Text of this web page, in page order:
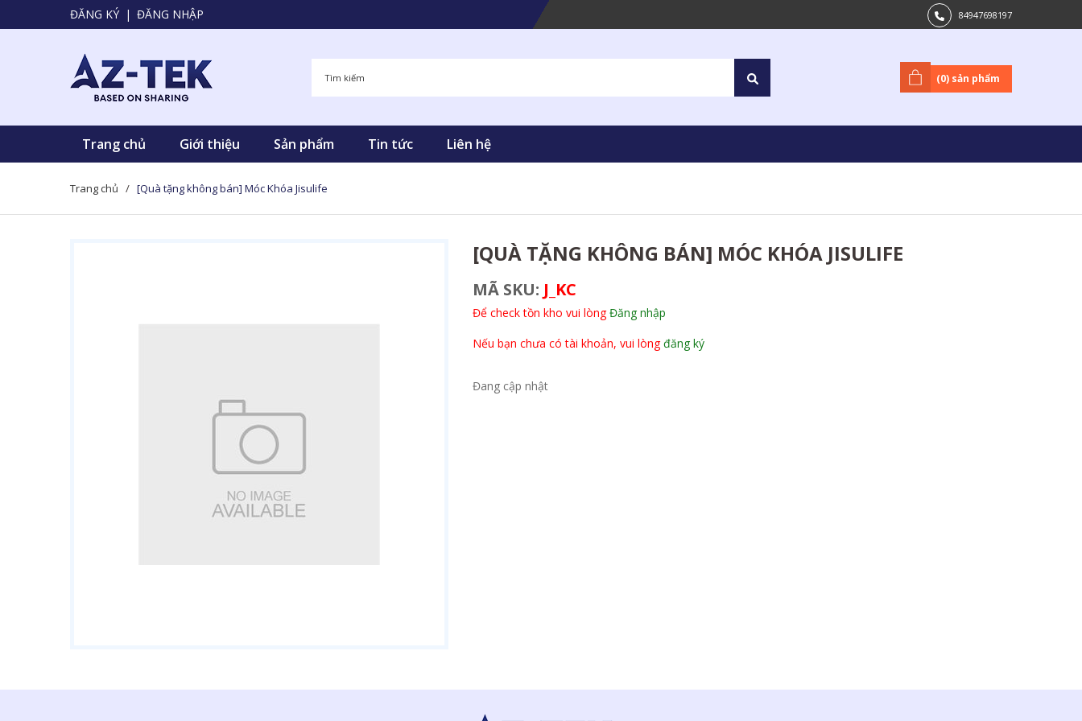
ĐĂNG KÝ | ĐĂNG NHẬP 84947698197
(0) sản phẩm
Trang chủ Giới thiệu Sản phẩm Tin tức Liên hệ
Trang chủ / [Quà tặng không bán] Móc Khóa Jisulife
[QUÀ TẶNG KHÔNG BÁN] MÓC KHÓA JISULIFE
MÃ SKU: J_KC
Để check tồn kho vui lòngĐăng nhập
Nếu bạn chưa có tài khoản, vui lòngđăng ký
Đang cập nhật